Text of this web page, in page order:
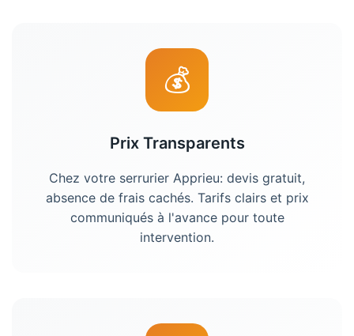
💰
Prix Transparents
Chez votre serrurier Apprieu: devis gratuit,
absence de frais cachés. Tarifs clairs et prix
communiqués à l'avance pour toute
intervention.